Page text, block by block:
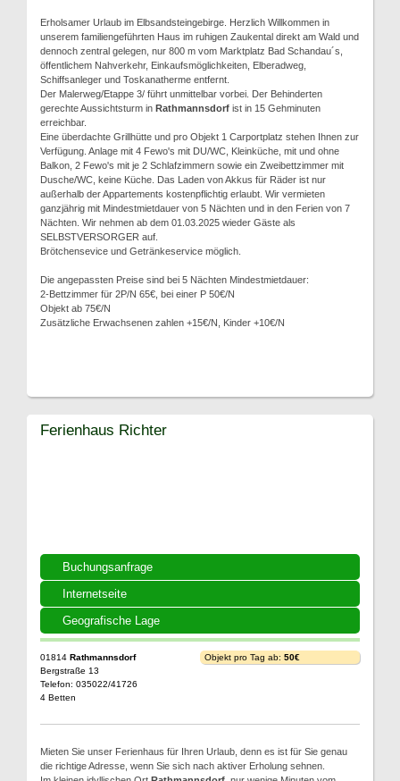
Erholsamer Urlaub im Elbsandsteingebirge. Herzlich Willkommen in
unserem familiengeführten Haus im ruhigen Zaukental direkt am Wald und
dennoch zentral gelegen, nur 800 m vom Marktplatz Bad Schandau´s,
öffentlichem Nahverkehr, Einkaufsmöglichkeiten, Elberadweg,
Schiffsanleger und Toskanatherme entfernt.
Der Malerweg/Etappe 3/ führt unmittelbar vorbei. Der Behinderten
gerechte Aussichtsturm in Rathmannsdorf ist in 15 Gehminuten
erreichbar.
Eine überdachte Grillhütte und pro Objekt 1 Carportplatz stehen Ihnen zur
Verfügung. Anlage mit 4 Fewo's mit DU/WC, Kleinküche, mit und ohne
Balkon, 2 Fewo's mit je 2 Schlafzimmern sowie ein Zweibettzimmer mit
Dusche/WC, keine Küche. Das Laden von Akkus für Räder ist nur
außerhalb der Appartements kostenpflichtig erlaubt. Wir vermieten
ganzjährig mit Mindestmietdauer von 5 Nächten und in den Ferien von 7
Nächten. Wir nehmen ab dem 01.03.2025 wieder Gäste als
SELBSTVERSORGER auf.
Brötchensevice und Getränkeservice möglich.
Die angepassten Preise sind bei 5 Nächten Mindestmietdauer:
2-Bettzimmer für 2P/N 65€, bei einer P 50€/N
Objekt ab 75€/N
Zusätzliche Erwachsenen zahlen +15€/N, Kinder +10€/N
Buchungsanfrage
Internetseite
Geografische Lage
Ferienhaus Richter
01814 Rathmannsdorf
Bergstraße 13
Telefon: 035022/41726
4 Betten
Objekt pro Tag ab: 50€
Mieten Sie unser Ferienhaus für Ihren Urlaub, denn es ist für Sie genau
die richtige Adresse, wenn Sie sich nach aktiver Erholung sehnen.